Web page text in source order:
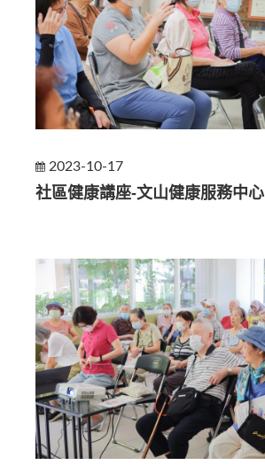
2023-10-17
社區健康講座-文山健康服務中心